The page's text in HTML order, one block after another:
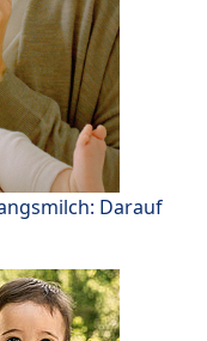
Darauf